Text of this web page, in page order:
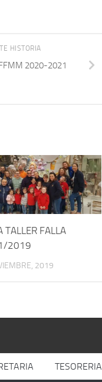
HISTORIA
2020-2021
TALLER FALLA
2019
2019
TESORERIA